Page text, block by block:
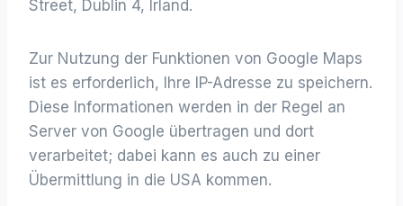
Street, Dublin 4, Irland.
Zur Nutzung der Funktionen von Google Maps
ist es erforderlich, Ihre IP-Adresse zu speichern.
Diese Informationen werden in der Regel an
Server von Google übertragen und dort
verarbeitet; dabei kann es auch zu einer
Übermittlung in die USA kommen.